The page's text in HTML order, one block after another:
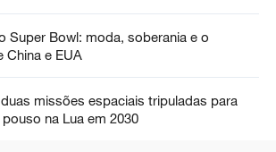
Super Bowl: moda, soberania e o
China e EUA
missões espaciais tripuladas para
na Lua em 2030